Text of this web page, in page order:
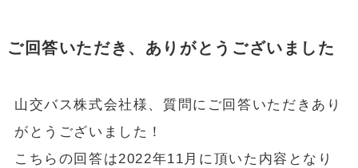
ご回答いただき、ありがとうございました
山交バス株式会社様、質問にご回答いただきあり
がとうございました！
こちらの回答は2022年11月に頂いた内容となり